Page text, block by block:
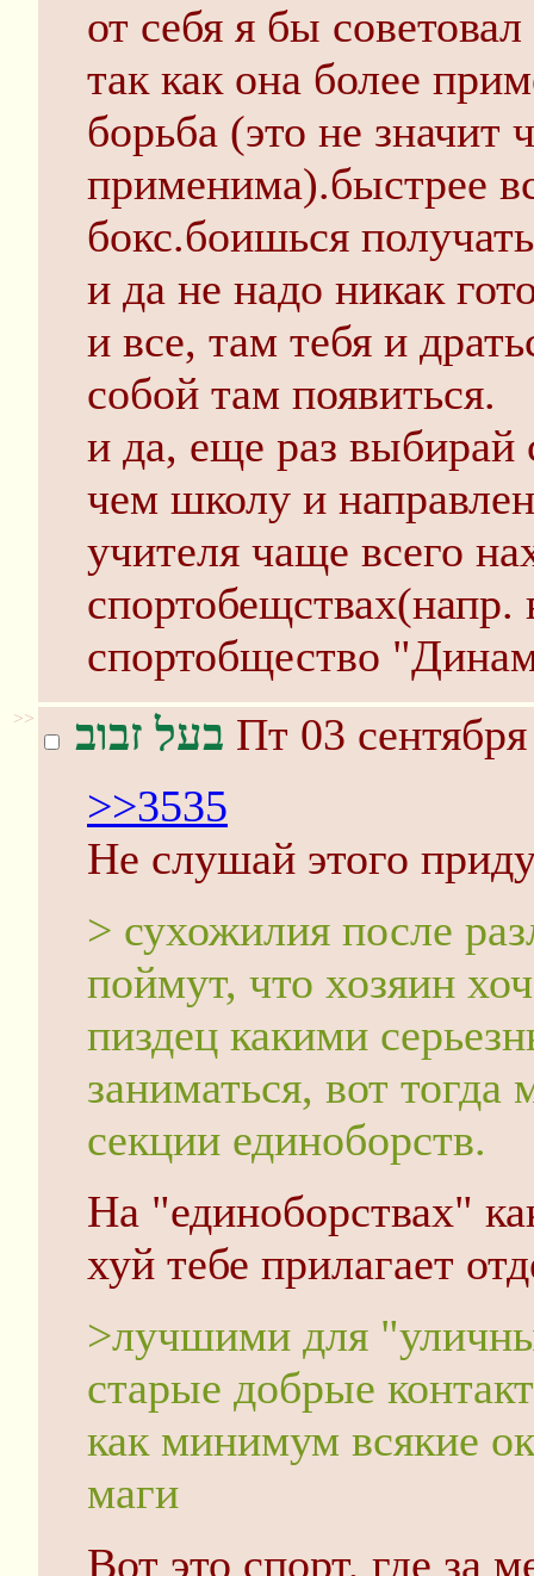
от себя я бы
так как она более
борьба (это не значит
применима).быстрее
бокс.боишься
и да не надо никак
и все, там тебя и
собой там появиться.
и да, еще раз выбирай
чем школу и
учителя чаще всего
спортобщество
>> בעל זבוב Пт 03
>>3535
Не слушай этого
> сухожилия после
поймут, что хозяин
пиздeц какими
заниматься, вот
секции единоборств.
На "единоборствах"
хуй тебе прилагает
>лучшими для
старые добрые
как минимум всякие
маги
Вот это спорт, где за